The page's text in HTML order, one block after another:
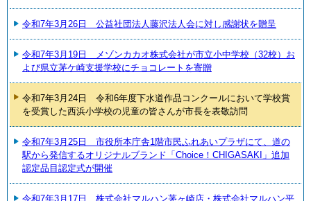
令和7年3月26日 公益社団法人藤沢法人会に対し感謝状を贈呈
令和7年3月19日 メゾンカカオ株式会社が市立小中学校（32校）お
よび県立茅ケ崎支援学校にチョコレートを寄贈
令和7年3月24日 令和6年度下水道作品コンクールにおいて学校賞
を受賞した西浜小学校の児童の皆さんが市長を表敬訪問
令和7年3月25日 市役所本庁舎1階市民ふれあいプラザにて、道の
駅から発信するオリジナルブランド「Choice！CHIGASAKI」追加
認定品目認定式が開催
令和7年3月17日 株式会社マルハン茅ヶ崎店・株式会社マルハン平